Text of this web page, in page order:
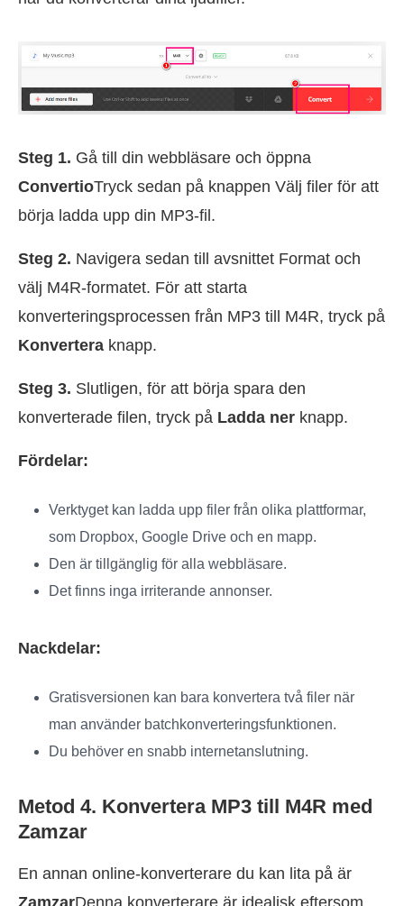
Steg 1. Gå till din webbläsare och öppna
ConvertioTryck sedan på knappen Välj filer för att
börja ladda upp din MP3-fil.
Steg 2. Navigera sedan till avsnittet Format och
välj M4R-formatet. För att starta
konverteringsprocessen från MP3 till M4R, tryck på
Konvertera knapp.
Steg 3. Slutligen, för att börja spara den
konverterade filen, tryck på Ladda ner knapp.
Fördelar:
Verktyget kan ladda upp filer från olika plattformar,
som Dropbox, Google Drive och en mapp.
Den är tillgänglig för alla webbläsare.
Det finns inga irriterande annonser.
Nackdelar:
Gratisversionen kan bara konvertera två filer när
man använder batchkonverteringsfunktionen.
Du behöver en snabb internetanslutning.
Metod 4. Konvertera MP3 till M4R med
Zamzar
En annan online-konverterare du kan lita på är
ZamzarDenna konverterare är idealisk eftersom